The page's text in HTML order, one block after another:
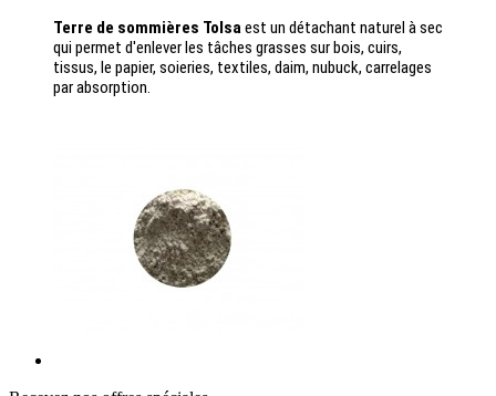
Terre de sommières Tolsaest un détachant naturel à sec
qui permet d'enleverles tâches grasses sur bois, cuirs,
tissus, le papier, soieries, textiles, daim, nubuck, carrelages
par absorption.